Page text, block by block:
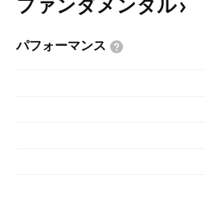
ファンダメンタル
パフォーマンス